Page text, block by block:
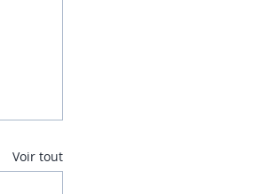
Voir tout